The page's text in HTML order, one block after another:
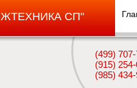
СП"
(499)
(915)
(985)